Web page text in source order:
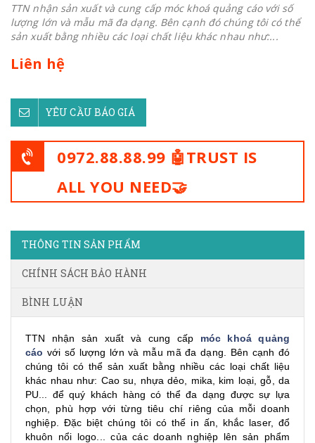
TTN nhận sản xuất và cung cấp móc khoá quảng cáo với số
lượng lớn và mẫu mã đa dạng. Bên cạnh đó chúng tôi có thể
sản xuất bằng nhiều các loại chất liệu khác nhau như:...
Liên hệ
YÊU CẦU BÁO GIÁ
0972.88.88.99 🤖TRUST IS
ALL YOU NEED🤝
THÔNG TIN SẢN PHẨM
CHÍNH SÁCH BẢO HÀNH
BÌNH LUẬN
TTN nhận sản xuất và cung cấp móc khoá quảng
cáo với số lượng lớn và mẫu mã đa dạng. Bên cạnh đó
chúng tôi có thể sản xuất bằng nhiều các loại chất liệu
khác nhau như: Cao su, nhựa dẻo, mika, kim loại, gỗ, da
PU... để quý khách hàng có thể đa dạng được sự lựa
chọn, phù hợp với từng tiêu chí riêng của mỗi doanh
nghiệp. Đặc biệt chúng tôi có thể in ấn, khắc laser, đổ
khuôn nổi logo... của các doanh nghiệp lên sản phẩm